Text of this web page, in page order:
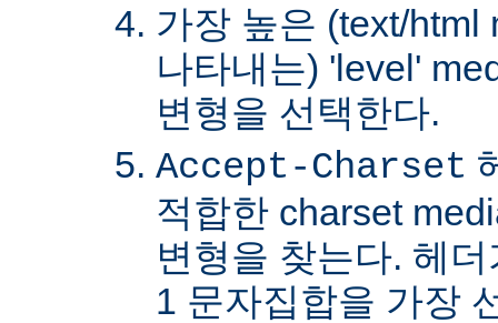
가장 높은 (text/html
나타내는) 'level'
변형을 선택한다.
Accept-Charset
적합한 charset
변형을 찾는다. 헤
1 문자집합을 가장